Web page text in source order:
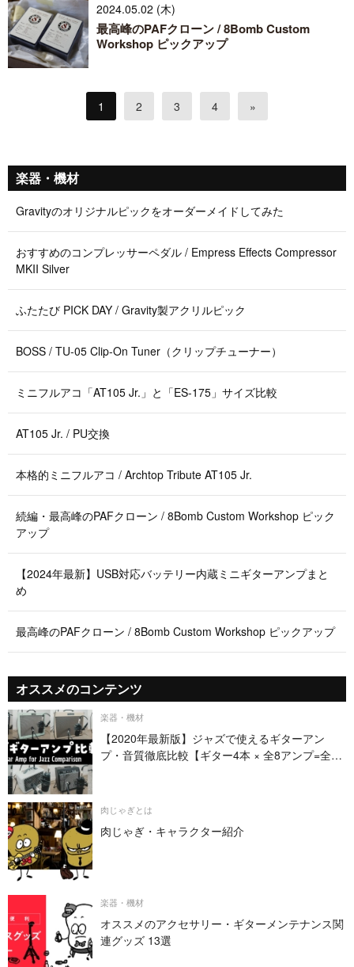
2024.05.02 (木)
最高峰のPAFクローン / 8Bomb Custom
Workshop ピックアップ
1 2 3 4 »
楽器・機材
Gravityのオリジナルピックをオーダーメイドしてみた
おすすめのコンプレッサーペダル / Empress Effects Compressor
MKII Silver
ふたたび PICK DAY / Gravity製アクリルピック
BOSS / TU-05 Clip-On Tuner（クリップチューナー）
ミニフルアコ「AT105 Jr.」と「ES-175」サイズ比較
AT105 Jr. / PU交換
本格的ミニフルアコ / Archtop Tribute AT105 Jr.
続編・最高峰のPAFクローン / 8Bomb Custom Workshop ピック
アップ
【2024年最新】USB対応バッテリー内蔵ミニギターアンプまと
め
最高峰のPAFクローン / 8Bomb Custom Workshop ピックアップ
オススメのコンテンツ
楽器・機材
【2020年最新版】ジャズで使えるギターアン
プ・音質徹底比較【ギター4本 × 全8アンプ=全32
肉じゃぎとは
肉じゃぎ・キャラクター紹介
楽器・機材
オススメのアクセサリー・ギターメンテナンス関
連グッズ 13選